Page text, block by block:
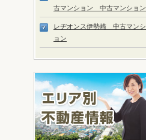
古マンション 中古マンション
レヂオンス伊勢崎 中古マンシ
ョン